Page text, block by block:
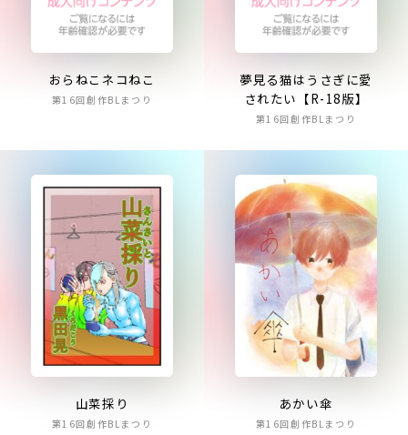
おらねこネコねこ
第16回創作BLまつり
夢見る猫はうさぎに愛
されたい【R-18版】
第16回創作BLまつり
山菜採り
第16回創作BLまつり
あかい傘
第16回創作BLまつり